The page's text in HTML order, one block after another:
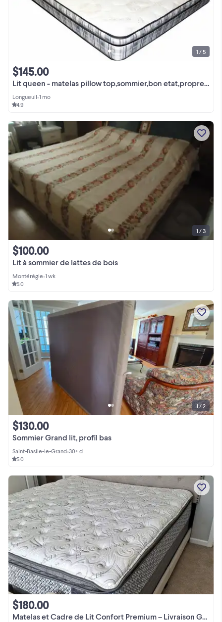
Lit queen - matelas pillow top,sommier,bon etat,propre.Livraison
$145.00
Longueuil•1 mo
4.9
1 / 5
Lit à sommier de lattes de bois
$100.00
Montérégie•1 wk
5.0
1 / 3
Sommier Grand lit, profil bas
$130.00
Saint-Basile-le-Grand•30+ d
5.0
1 / 2
Matelas et Cadre de Lit Confort Premium – Livraison Gratuite & P
$180.00